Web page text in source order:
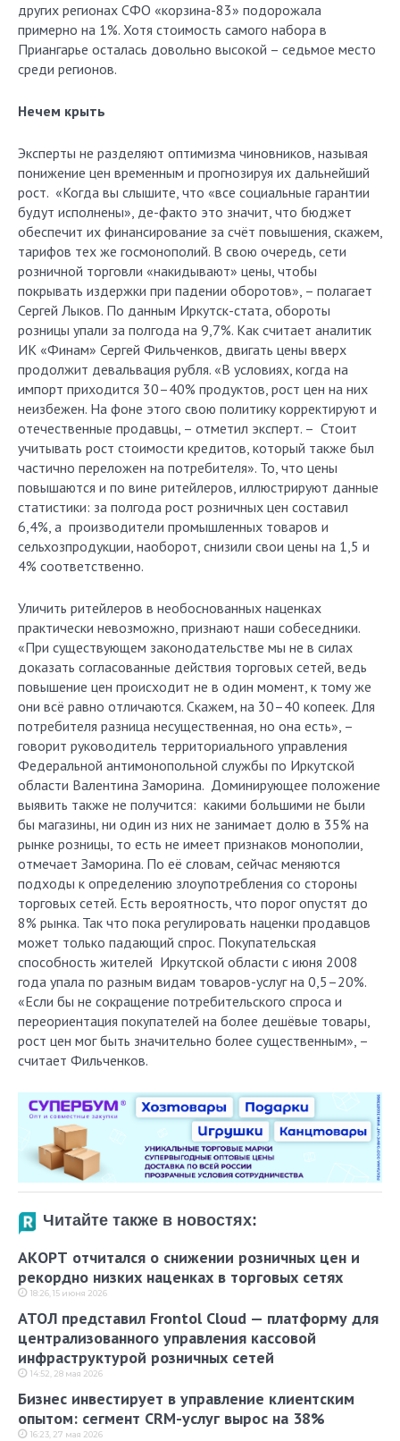
других регионах СФО «корзина-83» подорожала
примерно на 1%. Хотя стоимость самого набора в
Приангарье осталась довольно высокой – седьмое место
среди регионов.
Нечем крыть
Эксперты не разделяют оптимизма чиновников, называя
понижение цен временным и прогнозируя их дальнейший
рост. «Когда вы слышите, что «все социальные гарантии
будут исполнены», де-факто это значит, что бюджет
обеспечит их финансирование за счёт повышения, скажем,
тарифов тех же госмонополий. В свою очередь, сети
розничной торговли «накидывают» цены, чтобы
покрывать издержки при падении оборотов», – полагает
Сергей Лыков. По данным Иркутск-стата, обороты
розницы упали за полгода на 9,7%. Как считает аналитик
ИК «Финам» Сергей Фильченков, двигать цены вверх
продолжит девальвация рубля. «В условиях, когда на
импорт приходится 30–40% продуктов, рост цен на них
неизбежен. На фоне этого свою политику корректируют и
отечественные продавцы, – отметил эксперт. – Стоит
учитывать рост стоимости кредитов, который также был
частично переложен на потребителя». То, что цены
повышаются и по вине ритейлеров, иллюстрируют данные
статистики: за полгода рост розничных цен составил
6,4%, а производители промышленных товаров и
сельхозпродукции, наоборот, снизили свои цены на 1,5 и
4% соответственно.
Уличить ритейлеров в необоснованных наценках
практически невозможно, признают наши собеседники.
«При существующем законодательстве мы не в силах
доказать согласованные действия торговых сетей, ведь
повышение цен происходит не в один момент, к тому же
они всё равно отличаются. Скажем, на 30–40 копеек. Для
потребителя разница несущественная, но она есть», –
говорит руководитель территориального управления
Федеральной антимонопольной службы по Иркутской
области Валентина Заморина. Доминирующее положение
выявить также не получится: какими большими не были
бы магазины, ни один из них не занимает долю в 35% на
рынке розницы, то есть не имеет признаков монополии,
отмечает Заморина. По её словам, сейчас меняются
подходы к определению злоупотребления со стороны
торговых сетей. Есть вероятность, что порог опустят до
8% рынка. Так что пока регулировать наценки продавцов
может только падающий спрос. Покупательская
способность жителей Иркутской области с июня 2008
года упала по разным видам товаров-услуг на 0,5–20%.
«Если бы не сокращение потребительского спроса и
переориентация покупателей на более дешёвые товары,
рост цен мог быть значительно более существенным», –
считает Фильченков.
Читайте также в новостях:
АКОРТ отчитался о снижении розничных цен и
рекордно низких наценках в торговых сетях
18:26, 15 июня 2026
АТОЛ представил Frontol Cloud — платформу для
централизованного управления кассовой
инфраструктурой розничных сетей
14:52, 28 мая 2026
Бизнес инвестирует в управление клиентским
опытом: сегмент CRM-услуг вырос на 38%
16:23, 27 мая 2026